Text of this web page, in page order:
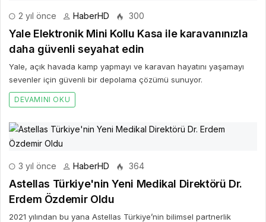
2 yıl önce HaberHD 300
Yale Elektronik Mini Kollu Kasa ile karavanınızla
daha güvenli seyahat edin
Yale, açık havada kamp yapmayı ve karavan hayatını yaşamayı
sevenler için güvenli bir depolama çözümü sunuyor.
DEVAMINI OKU
3 yıl önce HaberHD 364
Astellas Türkiye'nin Yeni Medikal Direktörü Dr.
Erdem Özdemir Oldu
2021 yılından bu yana Astellas Türkiye’nin bilimsel partnerlik